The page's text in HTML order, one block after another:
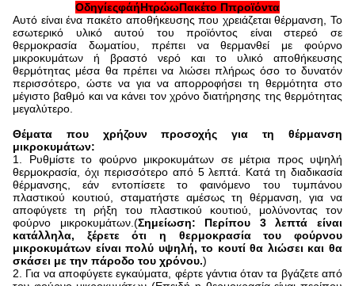
ΟδηγίεςφάήHτρώωΠακέτο Ππροϊόντα
Αυτό είναι ένα πακέτο αποθήκευσης που χρειάζεται θέρμανση, Το
εσωτερικό υλικό αυτού του προϊόντος είναι στερεό σε
θερμοκρασία δωματίου, πρέπει να θερμανθεί με φούρνο
μικροκυμάτων ή βραστό νερό και το υλικό αποθήκευσης
θερμότητας μέσα θα πρέπει να λιώσει πλήρως όσο το δυνατόν
περισσότερο, ώστε να για να απορροφήσει τη θερμότητα στο
μέγιστο βαθμό και να κάνει τον χρόνο διατήρησης της θερμότητας
μεγαλύτερο.
Θέματα που χρήζουν προσοχής για τη θέρμανση
μικροκυμάτων:
1. Ρυθμίστε το φούρνο μικροκυμάτων σε μέτρια προς υψηλή
θερμοκρασία, όχι περισσότερο από 5 λεπτά. Κατά τη διαδικασία
θέρμανσης, εάν εντοπίσετε το φαινόμενο του τυμπάνου
πλαστικού κουτιού, σταματήστε αμέσως τη θέρμανση, για να
αποφύγετε τη ρήξη του πλαστικού κουτιού, μολύνοντας τον
φούρνο μικροκυμάτων.(Σημείωση: Περίπου 3 λεπτά είναι
κατάλληλα, ξέρετε ότι η θερμοκρασία του φούρνου
μικροκυμάτων είναι πολύ υψηλή, το κουτί θα λιώσει και θα
σκάσει με την πάροδο του χρόνου.)
2. Για να αποφύγετε εγκαύματα, φέρτε γάντια όταν τα βγάζετε από